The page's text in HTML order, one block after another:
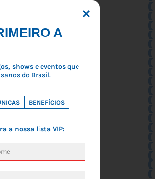
A
shows e eventosque
do Brasil.
BENEFÍCIOS
a nossa lista VIP: